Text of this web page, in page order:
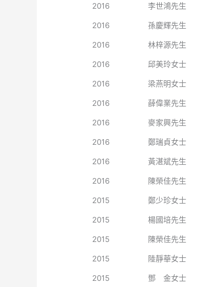
2016
李世鴻先生
2016
孫慶輝先生
2016
林梓源先生
2016
邱美玲女士
2016
梁燕明女士
2016
薛偉業先生
2016
麥家興先生
2016
鄭瑞貞女士
2016
黃湛斌先生
2016
陳榮佳先生
2015
鄭少珍女士
2015
楊國培先生
2015
陳榮佳先生
2015
陸靜華女士
2015
鄧 金女士